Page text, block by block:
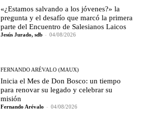
«¿Estamos salvando a los jóvenes?» la
pregunta y el desafío que marcó la primera
parte del Encuentro de Salesianos Laicos
Jesús Jurado, sdb - 04/08/2026
FERNANDO ARÉVALO (MAUX)
Inicia el Mes de Don Bosco: un tiempo
para renovar su legado y celebrar su
misión
Fernando Arévalo - 04/08/2026